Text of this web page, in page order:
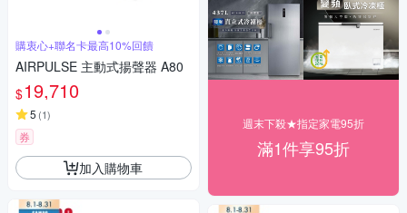
購衷心+聯名卡最高10%回饋
AIRPULSE 主動式揚聲器 A80
$19,710
5 (1)
券
加入購物車
週末下殺★指定家電95折
滿1件享95折